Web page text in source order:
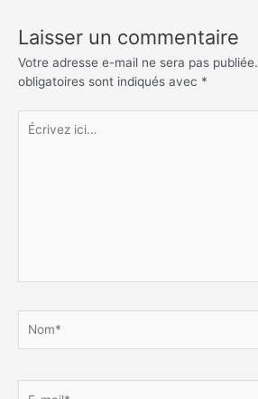
Laisser un commentaire
Votre adresse e-mail ne sera pas publiée.
obligatoires sont indiqués avec *
Écrivez
ici…